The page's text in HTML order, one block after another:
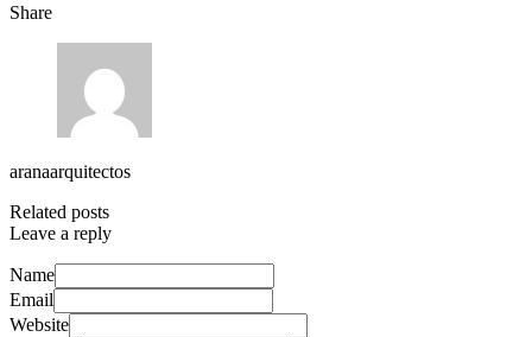
Share
aranaarquitectos
Related posts
Leave a reply
Name
Email
Website